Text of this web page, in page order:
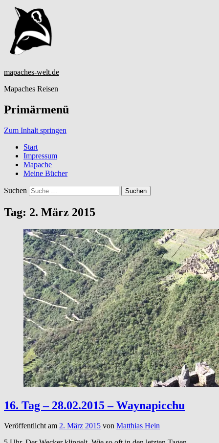
mapaches-welt.de
Mapaches Reisen
Primärmenü
Zum Inhalt springen
Start
Impressum
Mapache
Meine Bücher
Suchen
Tag: 2. März 2015
16. Tag – 28.02.2015 – Waynapicchu
Veröffentlicht am 2. März 2015 von Matthias Hein